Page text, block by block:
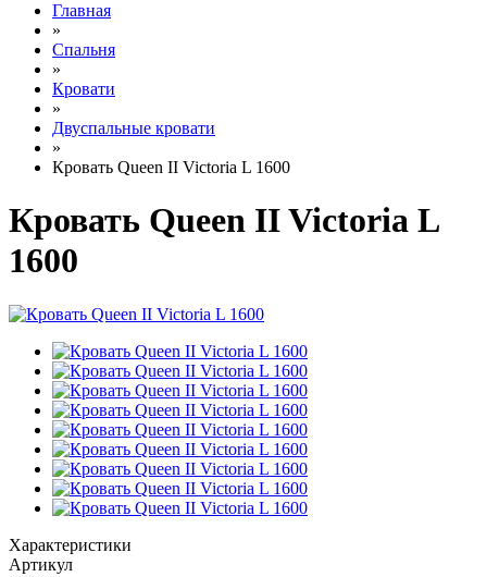
Главная
»
Спальня
»
Кровати
»
Двуспальные кровати
»
Кровать Queen II Victoria L 1600
Кровать Queen II Victoria L
1600
Характеристики
Артикул